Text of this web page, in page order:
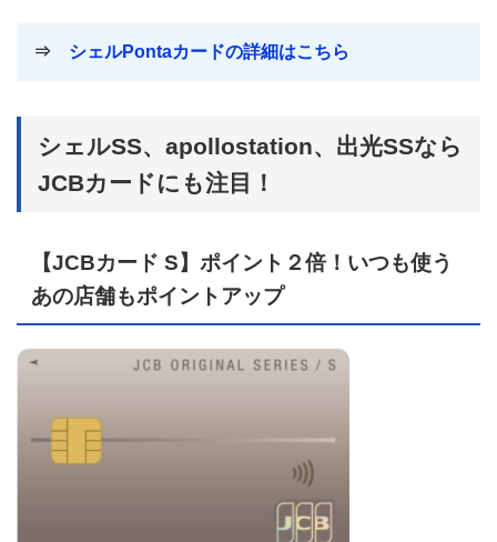
⇒ シェルPontaカードの詳細はこちら
シェルSS、apollostation、出光SSなら
JCBカードにも注目！
【JCBカード S】ポイント２倍！いつも使う
あの店舗もポイントアップ